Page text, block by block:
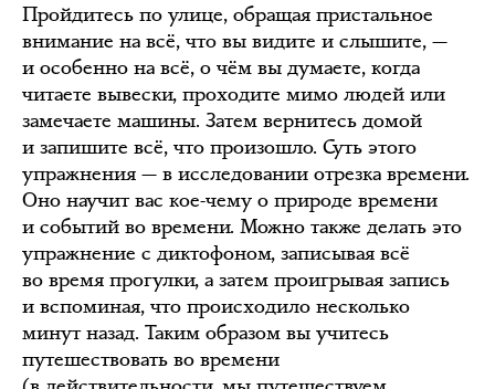
Пройдитесь по улице, обращая пристальное
внимание на всё, что вы видите и слышите, —
и особенно на всё, о чём вы думаете, когда
читаете вывески, проходите мимо людей или
замечаете машины. Затем вернитесь домой
и запишите всё, что произошло. Суть этого
упражнения — в исследовании отрезка времени.
Оно научит вас кое-чему о природе времени
и событий во времени. Можно также делать это
упражнение с диктофоном, записывая всё
во время прогулки, а затем проигрывая запись
и вспоминая, что происходило несколько
минут назад. Таким образом вы учитесь
путешествовать во времени